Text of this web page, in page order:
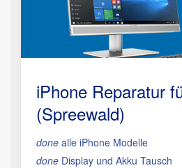
iPhone Reparatur
(Spreewald)
done alle iPhone Modelle
done Display und Akku Tausch